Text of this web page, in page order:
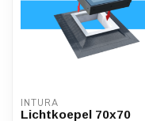
INTURA
Lichtkoepel 70x70